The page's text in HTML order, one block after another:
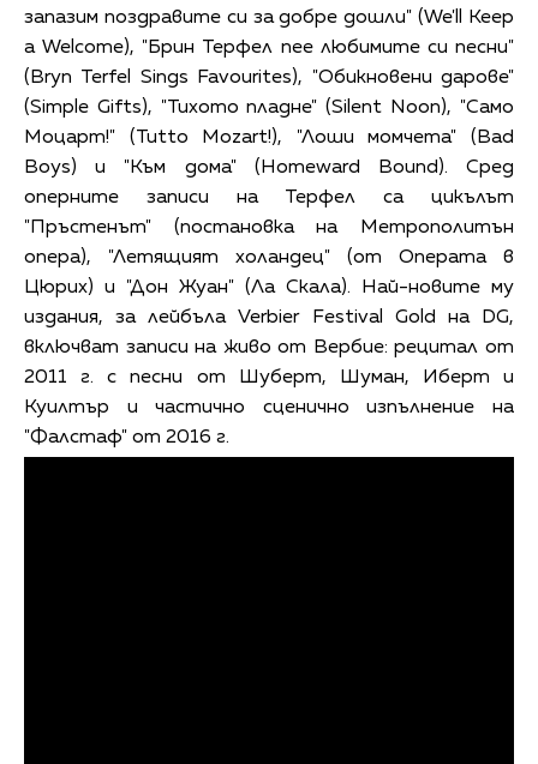
запазим поздравите си за добре дошли" (We'll Keep
a Welcome), "Брин Терфел пее любимите си песни"
(Bryn Terfel Sings Favourites), "Обикновени дарове"
(Simple Gifts), "Тихото пладне" (Silent Noon), "Само
Моцарт!" (Tutto Mozart!), "Лоши момчета" (Bad
Boys) и "Към дома" (Homeward Bound). Сред
оперните записи на Терфел са цикълът
"Пръстенът" (постановка на Метрополитън
опера), "Летящият холандец" (от Операта в
Цюрих) и "Дон Жуан" (Ла Скала). Най-новите му
издания, за лейбъла Verbier Festival Gold на DG,
включват записи на живо от Вербие: рецитал от
2011 г. с песни от Шуберт, Шуман, Иберт и
Куилтър и частично сценично изпълнение на
"Фалстаф" от 2016 г.